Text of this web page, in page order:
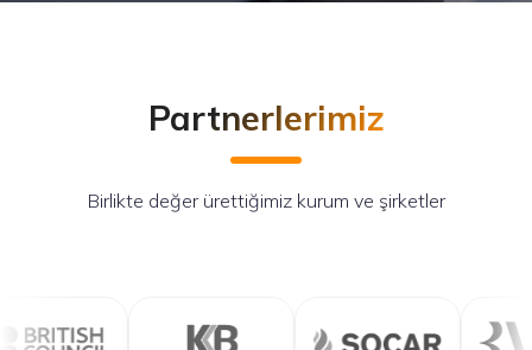
Partnerlerimiz
Birlikte değer ürettiğimiz kurum ve şirketler